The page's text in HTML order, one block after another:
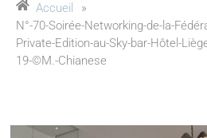
Accueil
»
N°-70-Soirée-Networking-de-la-
Private-Edition-au-Sky-bar-Hôtel-
19-©M.-Chianese